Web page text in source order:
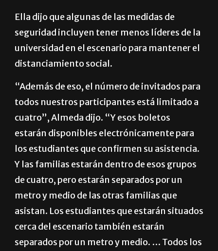
Ella dijo que algunas de las medidas de
seguridad incluyen tener menos líderes de la
universidad en el escenario para mantener el
distanciamiento social.
“Además de eso, el número de invitados para
todos nuestros participantes está limitado a
cuatro”, Almeda dijo. “Y esos boletos
estarán disponibles electrónicamente para
los estudiantes que confirmen su asistencia.
Y las familias estarán dentro de esos grupos
de cuatro, pero estarán separados por un
metro y medio de las otras familias que
asistan. Los estudiantes que estarán situados
cerca del escenario también estarán
separados por un metro y medio. … Todos los